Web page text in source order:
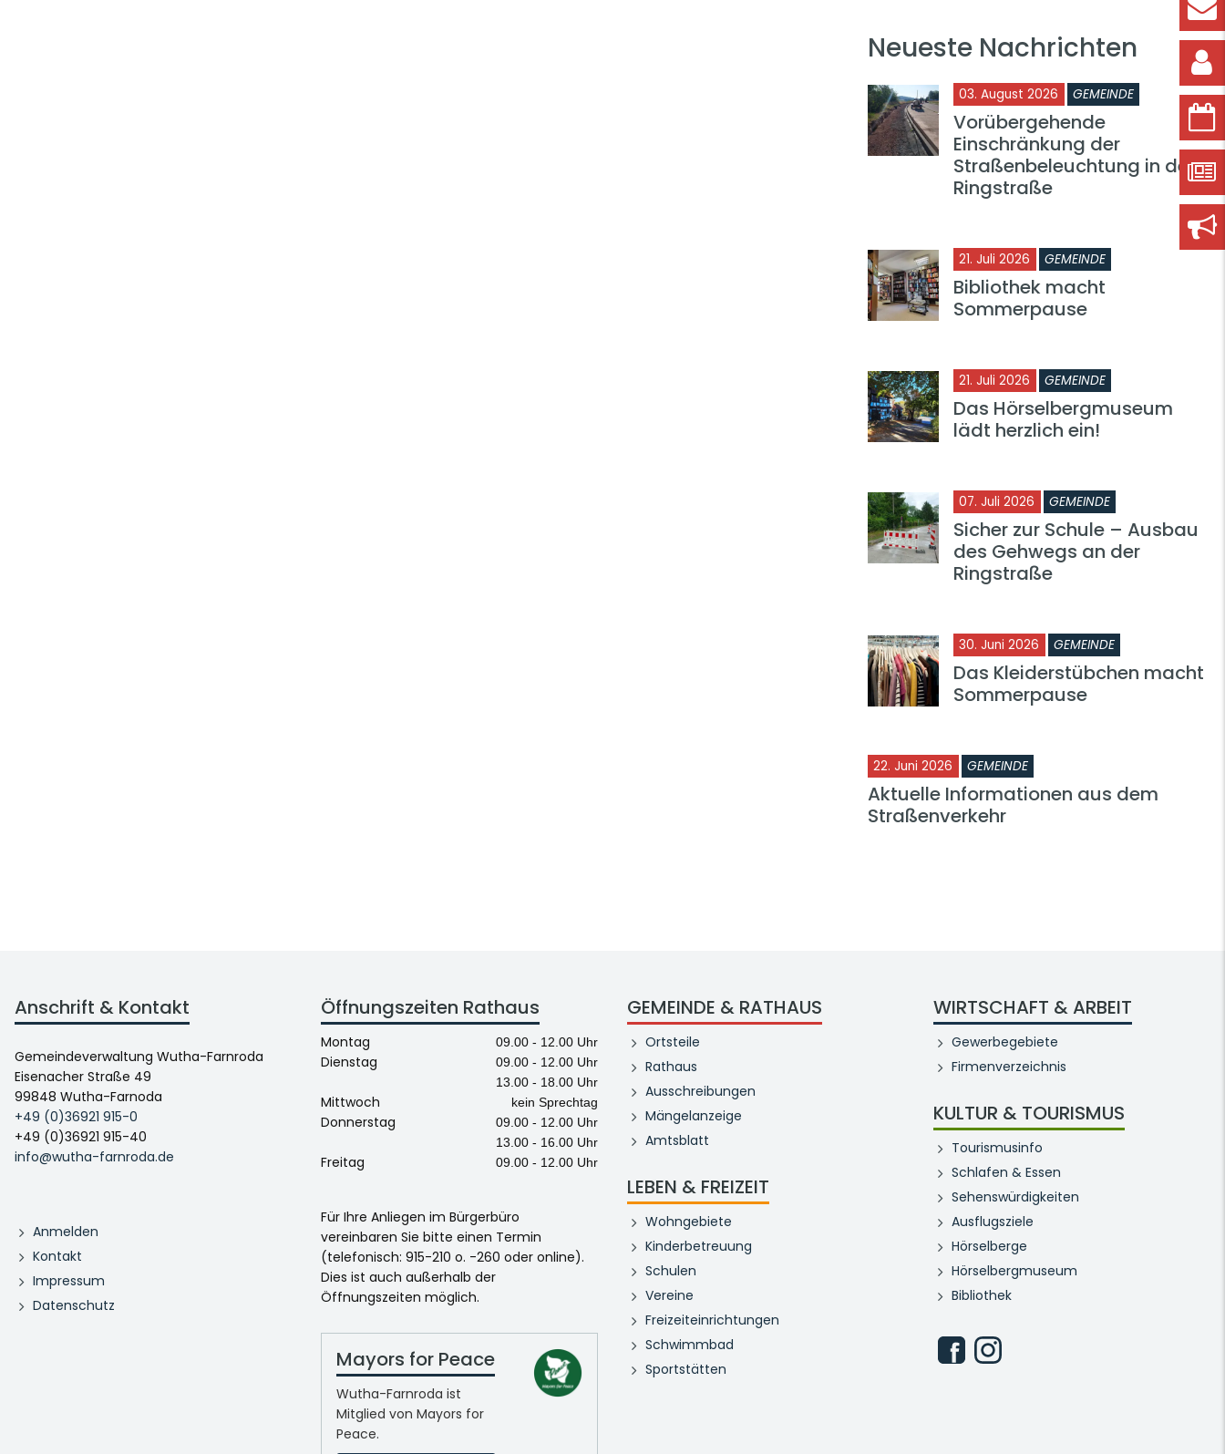
Neueste Nachrichten
03. August 2026 GEMEINDE
Vorübergehende
Einschränkung der
Straßenbeleuchtung in der
Ringstraße
21. Juli 2026 GEMEINDE
Bibliothek macht
Sommerpause
21. Juli 2026 GEMEINDE
Das Hörselbergmuseum
lädt herzlich ein!
07. Juli 2026 GEMEINDE
Sicher zur Schule – Ausbau
des Gehwegs an der
Ringstraße
30. Juni 2026 GEMEINDE
Das Kleiderstübchen macht
Sommerpause
22. Juni 2026 GEMEINDE
Aktuelle Informationen aus dem
Straßenverkehr
Anschrift & Kontakt
Gemeindeverwaltung Wutha-Farnroda
Eisenacher Straße 49
99848 Wutha-Farnoda
+49 (0)36921 915-0
+49 (0)36921 915-40
info@wutha-farnroda.de
Anmelden
Kontakt
Impressum
Datenschutz
Öffnungszeiten Rathaus
Montag 09.00 - 12.00 Uhr
Dienstag
09.00 - 12.00 Uhr
13.00 - 18.00 Uhr
Mittwoch kein Sprechtag
Donnerstag
09.00 - 12.00 Uhr
13.00 - 16.00 Uhr
Freitag 09.00 - 12.00 Uhr
Für Ihre Anliegen im Bürgerbüro
vereinbaren Sie bitte einen Termin
(telefonisch: 915-210 o. -260 oder online).
Dies ist auch außerhalb der
Öffnungszeiten möglich.
Mayors for Peace
Wutha-Farnroda ist
Mitglied von Mayors for
Peace.
GEMEINDE & RATHAUS
Ortsteile
Rathaus
Ausschreibungen
Mängelanzeige
Amtsblatt
LEBEN & FREIZEIT
Wohngebiete
Kinderbetreuung
Schulen
Vereine
Freizeiteinrichtungen
Schwimmbad
Sportstätten
WIRTSCHAFT & ARBEIT
Gewerbegebiete
Firmenverzeichnis
KULTUR & TOURISMUS
Tourismusinfo
Schlafen & Essen
Sehenswürdigkeiten
Ausflugsziele
Hörselberge
Hörselbergmuseum
Bibliothek